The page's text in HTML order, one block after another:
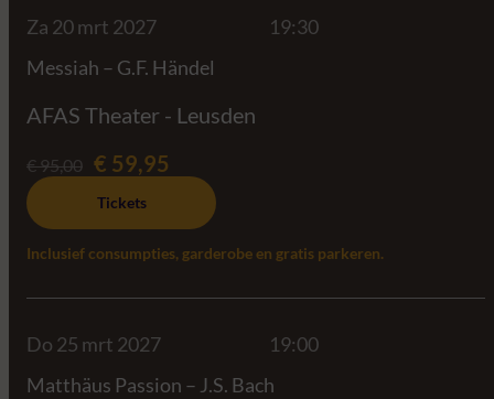
Za 20 mrt 2027
19:30
Messiah – G.F. Händel
AFAS Theater - Leusden
€ 95,00 € 59,95
Tickets
Inclusief consumpties, garderobe en gratis parkeren.
Do 25 mrt 2027
19:00
Matthäus Passion – J.S. Bach